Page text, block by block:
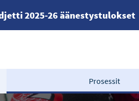
2025-26 äänestystulokset
Prosessit